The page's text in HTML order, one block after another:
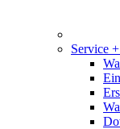
Service